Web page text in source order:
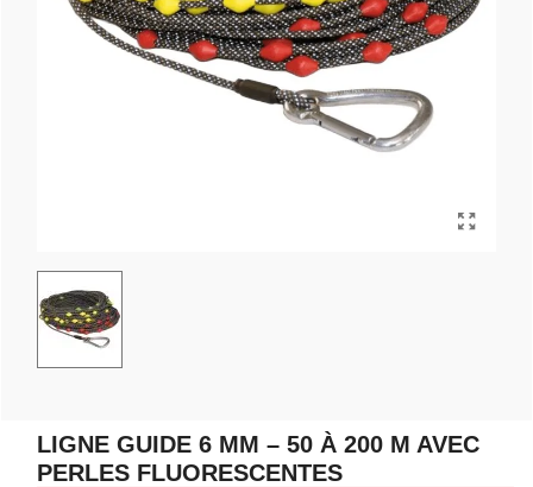
LIGNE GUIDE 6 MM – 50 À 200 M AVEC
PERLES FLUORESCENTES